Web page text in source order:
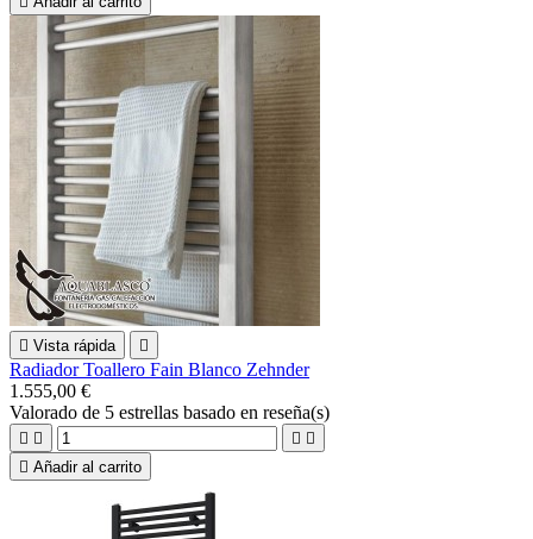
 Vista rápida 
Radiador Toallero Fain Blanco Zehnder
1.555,00 €
Valorado de 5 estrellas basado en reseña(s)
   
 Añadir al carrito